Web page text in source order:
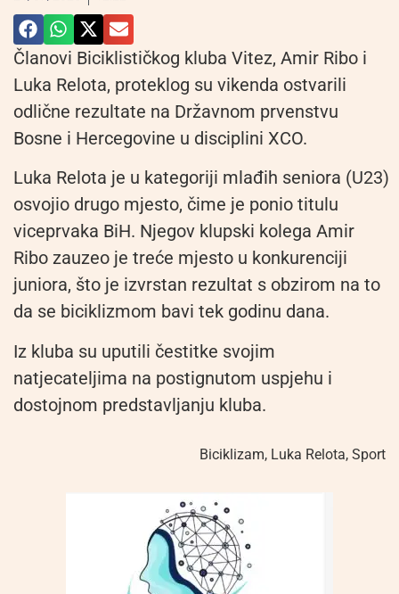
Članovi Biciklističkog kluba Vitez, Amir Ribo i
Luka Relota, proteklog su vikenda ostvarili
odlične rezultate na Državnom prvenstvu
Bosne i Hercegovine u disciplini XCO.
Luka Relota je u kategoriji mlađih seniora (U23)
osvojio drugo mjesto, čime je ponio titulu
viceprvaka BiH. Njegov klupski kolega Amir
Ribo zauzeo je treće mjesto u konkurenciji
juniora, što je izvrstan rezultat s obzirom na to
da se biciklizmom bavi tek godinu dana.
Iz kluba su uputili čestitke svojim
natjecateljima na postignutom uspjehu i
dostojnom predstavljanju kluba.
Biciklizam, Luka Relota, Sport